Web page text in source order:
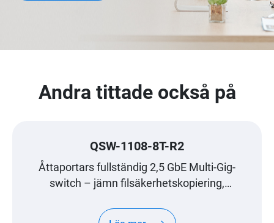
Andra tittade också på
QSW-1108-8T-R2
Åttaportars fullständig 2,5 GbE Multi-Gig-
switch – jämn filsäkerhetskopiering,